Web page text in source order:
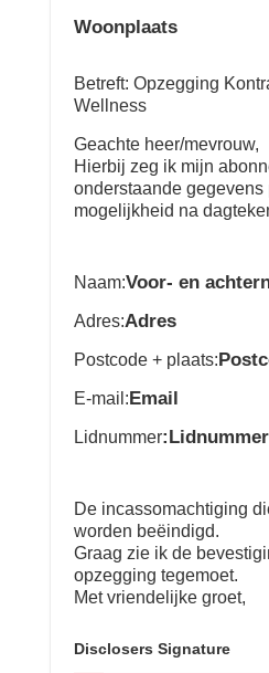
Woonplaats
Betreft: Opzegging
Wellness
Geachte heer/mevrouw,
Hierbij zeg ik mijn
onderstaande
mogelijkheid na
Naam:Voor- en
Adres:Adres
Postcode + plaats:
E-mail:Email
Lidnummer:Lidnummer
De incassomachtiging
worden beëindigd.
Graag zie ik de
opzegging tegemoet.
Met vriendelijke groet,
Disclosers Signature